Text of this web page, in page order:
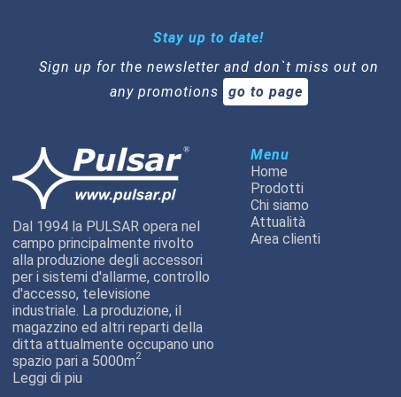
Stay up to date!
Sign up for the newsletter and don`t miss out on
any promotions
go to page
Dal 1994 la PULSAR opera nel
campo principalmente rivolto
alla produzione degli accessori
per i sistemi d'allarme, controllo
d'accesso, televisione
industriale. La produzione, il
magazzino ed altri reparti della
ditta attualmente occupano uno
spazio pari a 5000m2
Leggi di piu
Menu
Home
Prodotti
Chi siamo
Attualità
Area clienti